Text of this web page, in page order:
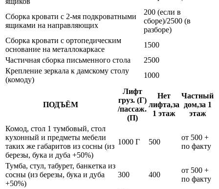
Сборка кровати с 2-мя подкроватными
ящиками на направляющих
200 (если в
сборе)/2500 (в
разборе)
Сборка кровати с ортопедическим
основание на металлокаркасе
1500
Частичная сборка письменного стола
2500
Крепление зеркала к дамскому столу
(комоду)
1000
ПОДЪЁМ
Лифт
груз. (Г)
/пассаж.
(П)
Нет
лифта,за
1 этаж
Частный
дом,за 1
этаж
Комод, стол 1 тумбовый, стол
кухонный и предметы мебели
таких же габаритов из сосны (из
березы, бука и дуба +50%)
1000 Г 500
от 500 +
по факту
Тумба, стул, табурет, банкетка из
сосны (из березы, бука и дуба
+50%)
300 400
от 500 +
по факту